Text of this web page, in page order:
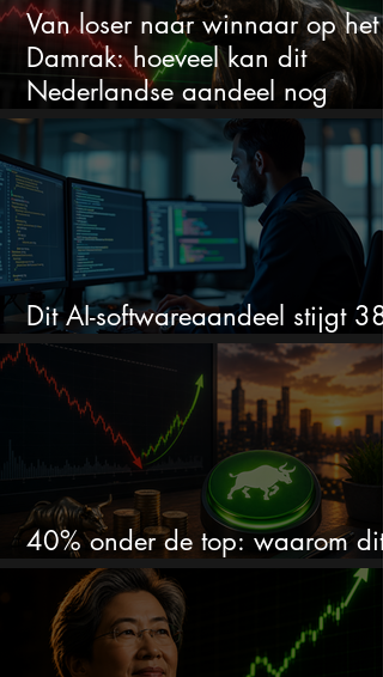
Van loser naar winnaar op het
Damrak: hoeveel kan dit
Nederlandse aandeel nog
stijgen?
Dit AI-softwareaandeel stijgt
en zet de SaaS-crash op zijn
40% onder de top: waarom dit
aandeel weer interessant wordt